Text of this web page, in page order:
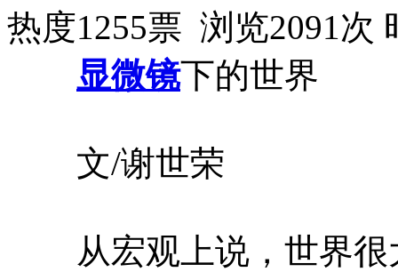
热度1255票 浏览2091次
显微镜下的世界
文/谢世荣
从宏观上说，世界很